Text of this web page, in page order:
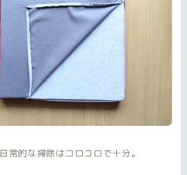
日常的な掃除はコロコロで十分。